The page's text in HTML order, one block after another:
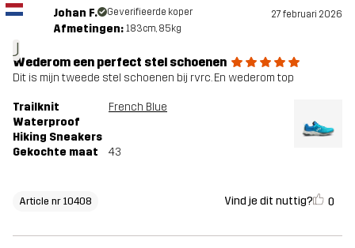
J
Johan F. Geverifieerde koper 27 februari 2026
Afmetingen: 183cm, 85kg
Wederom een perfect stel schoenen
Dit is mijn tweede stel schoenen bij rvrc. En wederom top
Trailknit
Waterproof
Hiking Sneakers
French Blue
Gekochte maat 43
Article nr 10408 Vind je dit nuttig? 0